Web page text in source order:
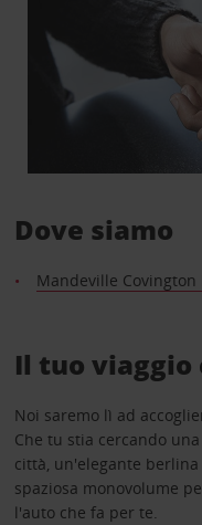
Dove siamo
Mandeville Covington
Il tuo viaggio
Noi saremo lì ad
Che tu stia cercando
città, un'elegante
spaziosa monovolume
l'auto che fa per te.